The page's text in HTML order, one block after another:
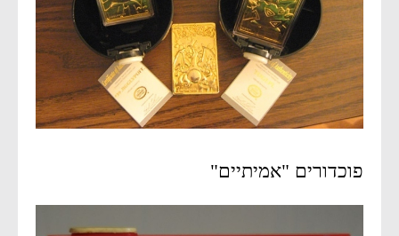
פוכדורים "אמיתיים"